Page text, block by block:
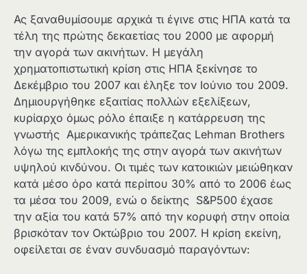
Ας ξαναθυμίσουμε αρχικά τι έγινε στις ΗΠΑ κατά τα
τέλη της πρώτης δεκαετίας του 2000 με αφορμή
την αγορά των ακινήτων. Η μεγάλη
χρηματοπιστωτική κρίση στις ΗΠΑ ξεκίνησε το
Δεκέμβριο του 2007 και έληξε τον Ιούνιο του 2009.
Δημιουργήθηκε εξαιτίας πολλών εξελίξεων,
κυρίαρχο όμως ρόλο έπαιξε η κατάρρευση της
γνωστής Αμερικανικής τράπεζας Lehman Brothers
λόγω της εμπλοκής της στην αγορά των ακινήτων
υψηλού κινδύνου. Οι τιμές των κατοικιών μειώθηκαν
κατά μέσο όρο κατά περίπου 30% από το 2006 έως
τα μέσα του 2009, ενώ ο δείκτης S&P500 έχασε
την αξία του κατά 57% από την κορυφή στην οποία
βρισκόταν τον Οκτώβριο του 2007. Η κρίση εκείνη,
οφείλεται σε έναν συνδυασμό παραγόντων: